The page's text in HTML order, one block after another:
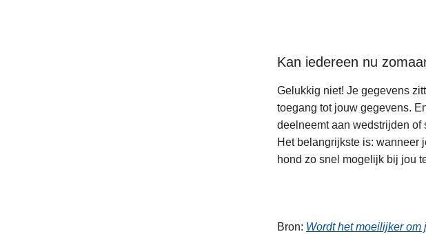
Kan iedereen nu
Gelukkig niet! Je gegevens
toegang tot jouw gegevens.
deelneemt aan wedstrijden of
Het belangrijkste is: wanneer
hond zo snel mogelijk bij jou
Bron: Wordt het moeilijker